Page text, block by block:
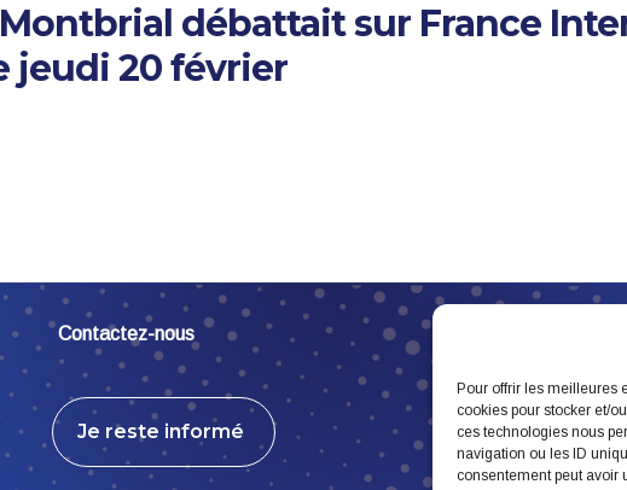
Pour offrir les meilleures
cookies pour stocker et/
ces technologies nous
navigation ou les ID
consentement peut avoir
débattait sur France
jeudi 20 février
Contactez-nous
Je reste informé